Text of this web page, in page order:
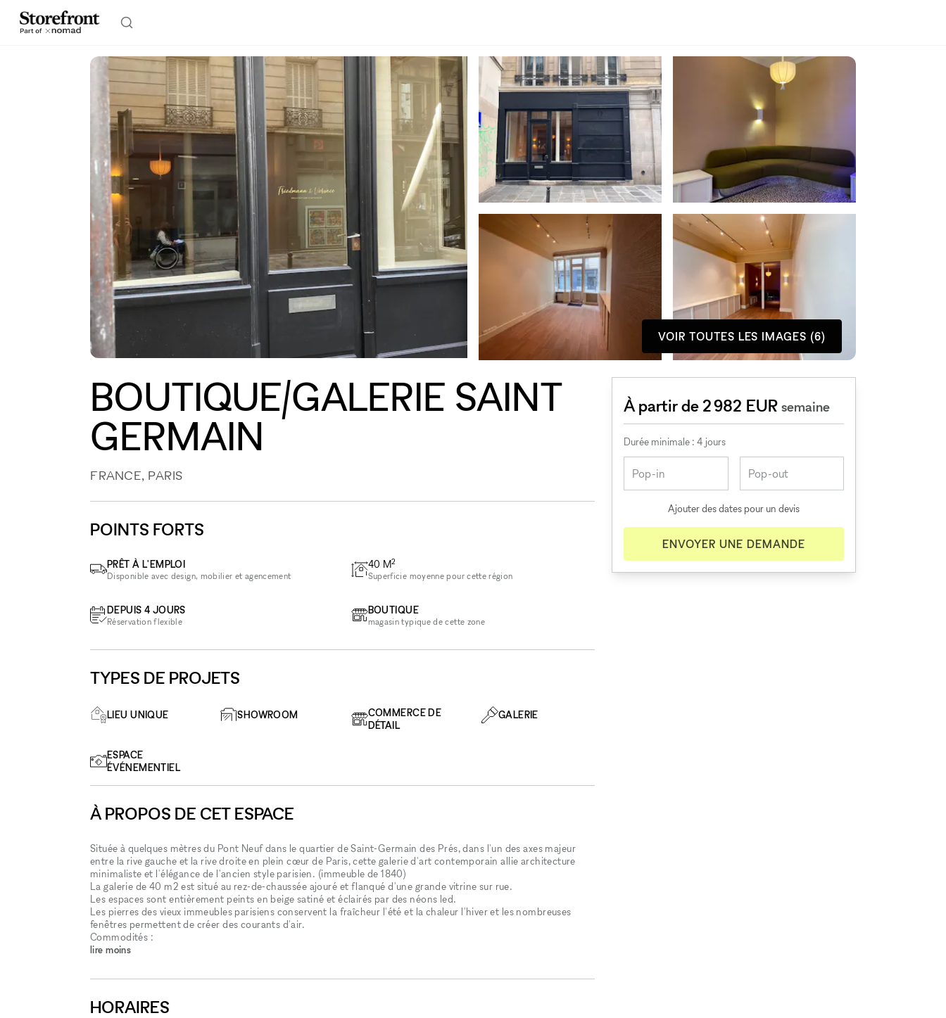
VOIR TOUTES LES IMAGES (6)
BOUTIQUE/GALERIE SAINT
GERMAIN
FRANCE, PARIS
POINTS FORTS
PRÊT À L'EMPLOI
Disponible avec design, mobilier et agencement
DEPUIS 4 JOURS
Réservation flexible
40 M2
Superficie moyenne pour cette région
BOUTIQUE
magasin typique de cette zone
TYPES DE PROJETS
LIEU UNIQUE SHOWROOM
COMMERCE DE
DÉTAIL
GALERIE
ESPACE
ÉVÉNEMENTIEL
À PROPOS DE CET ESPACE
Située à quelques mètres du Pont Neuf dans le quartier de Saint-Germain des Prés, dans l'un des axes majeur
entre la rive gauche et la rive droite en plein cœur de Paris, cette galerie d'art contemporain allie architecture
minimaliste et ​l'​élégance de l'ancien style parisien. (immeuble de 1840)
La galerie de 40 m2 est situé au rez-de-chaussée ajouré et flanqué d'une grande vitrine sur rue.
Les espaces sont entièrement peints en beige satiné et éclairés par des néons led.
Les pierres des vieux immeubles parisiens conservent la fraîcheur l'été et la chaleur l'hiver et les nombreuses
fenêtres permettent de créer des courants d'air.
Commodités :
lire moins
HORAIRES
À partir de 2 982 EURsemaine
Durée minimale : 4 jours
Ajouter des dates pour un devis
ENVOYER UNE DEMANDE